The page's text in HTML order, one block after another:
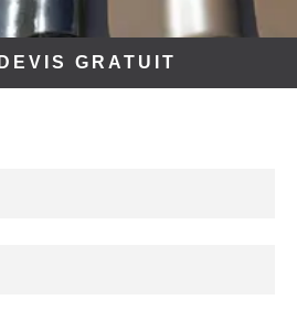
GRATUIT